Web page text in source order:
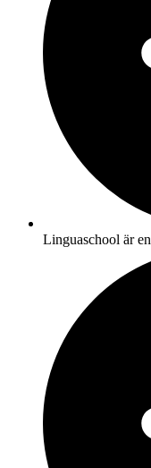
Linguaschool är en